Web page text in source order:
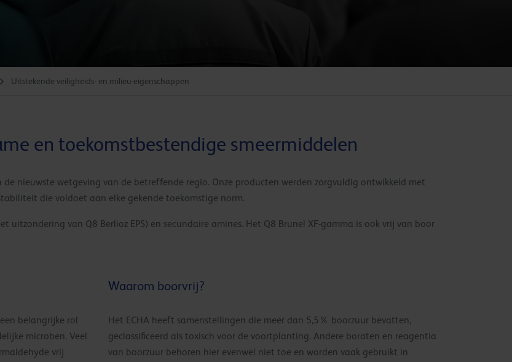
Uitstekende veiligheids- en milieu-eigenschappen
en toekomstbestendige smeermiddelen
nieuwste wetgeving van de betreffende regio. Onze producten werden zorgvuldig ontwikkeld met
die voldoet aan elke gekende toekomstige norm.
uitzondering van Q8 Berlioz EPS) en secundaire amines. Het Q8 Brunel XF-gamma is ook vrij van boor
belangrijke rol
microben. Veel
vrij
Waarom boorvrij?
Het ECHA heeft samenstellingen die meer dan 5,5% boorzuur bevatten,
geclassificeerd als toxisch voor de voortplanting. Andere boraten en reagentia
van boorzuur behoren hier evenwel niet toe en worden vaak gebruikt in